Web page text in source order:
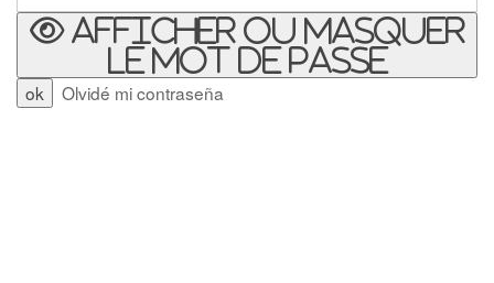
Afficher ou masquer
le mot de passe
Olvidé mi contraseña